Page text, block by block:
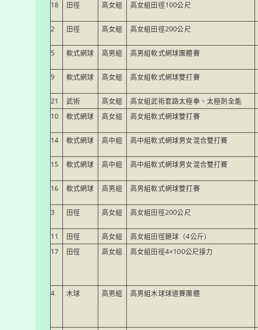
18
田徑 高女組 高女組田徑100公尺
2 田徑 高女組 高女組田徑200公尺
5 軟式網球 高男組 高男組軟式網球團體賽
9 軟式網球 高女組 高女組軟式網球雙打賽
21 武術 高女組 高女組武術套路太極拳、太極劍全能
10
軟式網球 高女組 高女組軟式網球雙打賽
14 軟式網球 高中組 高中組軟式網球男女混合雙打賽
15 軟式網球 高中組 高中組軟式網球男女混合雙打賽
16 軟式網球 高男組 高男組軟式網球雙打賽
3 田徑 高女組 高女組田徑200公尺
11 田徑 高女組 高女組田徑鏈球（4公斤）
17
田徑 高女組 高女組田徑4×100公尺接力
4 木球 高男組 高男組木球球道賽團體